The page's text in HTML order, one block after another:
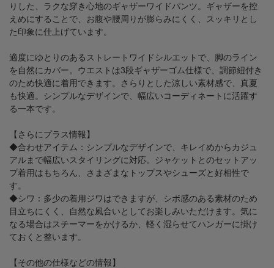
りした、ラクな穿き心地のギャザーワイドパンツ。ギャザーを控
えめにすることで、お腹や腰周りが膨らみにくく、スッキリとし
た印象に仕上げています。
適度にゆとりのあるストレートワイドシルエットで、脚のライン
を自然にカバー。ウエストは3段ギャザーゴム仕様で、調節紐付き
のため快適に着用できます。さらりとした涼しい素材感で、真夏
も快適。シンプルなデザインで、幅広いコーディネートに活躍す
る一本です。
【さらにプラス情報】
◆合わせアイテム：シンプルなデザインで、キレイめからカジュ
アルまで幅広いスタイリングに対応。ジャケットとのセットアッ
プ着用はもちろん、さまざまなトップスやシューズと好相性で
す。
◆シワ：多少の着用ジワはできますが、シボ感のある素材のため
目立ちにくく、自然な風合いとしてお楽しみいただけます。気に
なる場合はスチーマーをかけるか、軽く湿らせてハンガーに掛け
ておくと整います。
【その他の仕様などの情報】